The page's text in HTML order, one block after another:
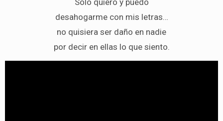
desahogarme con mis letras…
no quisiera ser daño en nadie
por decir en ellas lo que siento.